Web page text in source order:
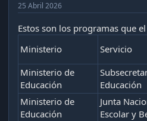
25 Abril 2026
Estos son los programas que
Ministerio
Servicio
Ministerio de
Educación
Educación
Ministerio de
Educación
Junta
Escolar y